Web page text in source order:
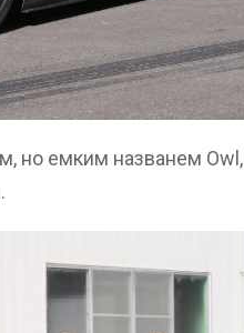
но емким названем Owl,